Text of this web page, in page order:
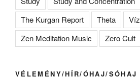
The Kurgan Report
Theta Víz
Zen Meditation Music
Zero Cult
VÉLEMÉNY/HÍR/ÓHAJ/SÓHAJ